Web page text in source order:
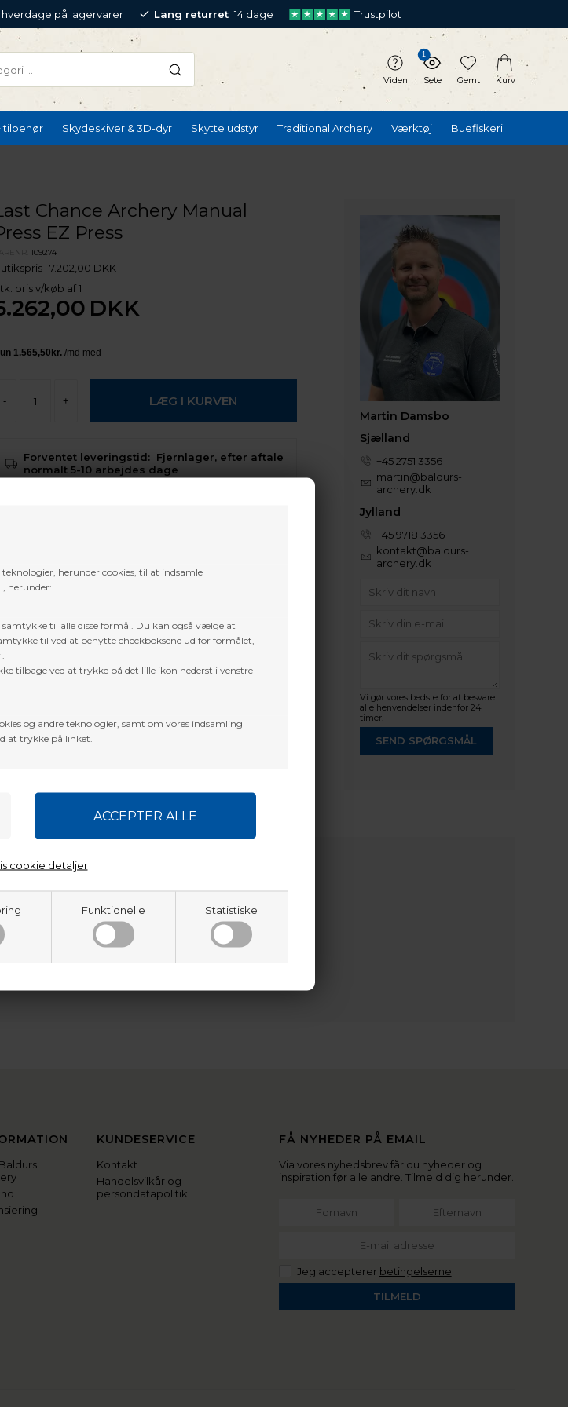
herunder cookies, til at indsamle
herunder:
til alle disse formål. Du kan også vælge at
til ved at benytte checkboksene ud for formålet,
tilbage ved at trykke på det lille ikon nederst i venstre
og andre teknologier, samt om vores indsamling
at trykke på linket.
Funktionelle Statistiske
cookie detaljer
hverdage på lagervarer Lang returret 14 dage Trustpilot
Viden
1
Sete Gemt Kurv
tilbehør Skydeskiver & 3D-dyr Skytte udstyr Traditional Archery Værktøj Buefiskeri
Chance Archery Manual
EZ Press
109274
7.202,00 DKK
pris v/køb af 1
DKK
- +
Forventet leveringstid: Fjernlager, efter aftale
normalt 5-10 arbejdes dage
Martin Damsbo
Sjælland
+45 2751 3356
martin@baldurs-
archery.dk
Jylland
+45 9718 3356
kontakt@baldurs-
archery.dk
Vi gør vores bedste for at besvare
alle henvendelser indenfor 24
timer.
SEND SPØRGSMÅL
KUNDESERVICE
Kontakt
Handelsvilkår og
persondatapolitik
FÅ NYHEDER PÅ EMAIL
Via vores nyhedsbrev får du nyheder og
inspiration før alle andre. Tilmeld dig herunder.
Jeg accepterer betingelserne